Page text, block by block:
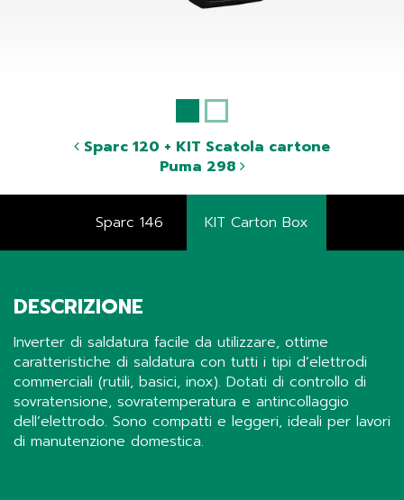
Sparc 120 + KIT Scatola cartone
Puma 298
Sparc 146 KIT Carton Box
DESCRIZIONE
Inverter di saldatura facile da utilizzare, ottime
caratteristiche di saldatura con tutti i tipi d’elettrodi
commerciali (rutili, basici, inox). Dotati di controllo di
sovratensione, sovratemperatura e antincollaggio
dell’elettrodo. Sono compatti e leggeri, ideali per lavori
di manutenzione domestica.